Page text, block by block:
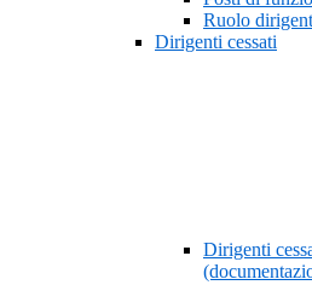
Ruolo
Dirigenti cessati
Dirigenti